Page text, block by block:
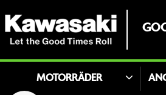
MOTORRÄDER